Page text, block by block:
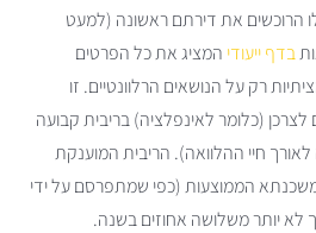
הרוכשים את דירתם ראשונה (למעט
בדף ייעודי המציג את כל הפרטים
רק על הנושאים הרלוונטיים. זו
(כלומר לאינפלציה) בריבית קבועה
חיי ההלוואה). הריבית המוענקת
הממוצעות (כפי שמתפרסם על ידי
לא יותר משלושה אחוזים בשנה.